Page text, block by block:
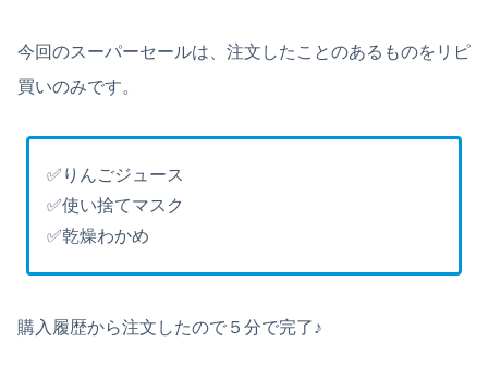
今回のスーパーセールは、注文したことのあるものをリピ
買いのみです。
✅りんごジュース
✅使い捨てマスク
✅乾燥わかめ
購入履歴から注文したので５分で完了♪